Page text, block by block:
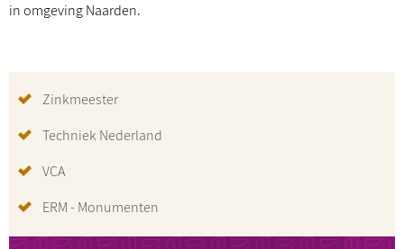
in omgeving Naarden.
Zinkmeester
Techniek Nederland
VCA
ERM - Monumenten